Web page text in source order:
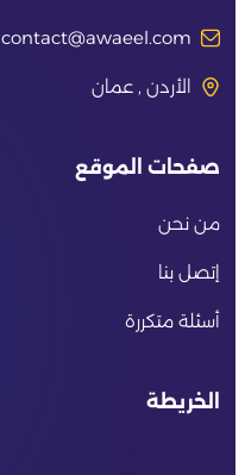
contact@awaeel.com
الأردن , عمان
صفحات الموقع
من نحن
إتصل بنا
أسئلة متكررة
الخريطة